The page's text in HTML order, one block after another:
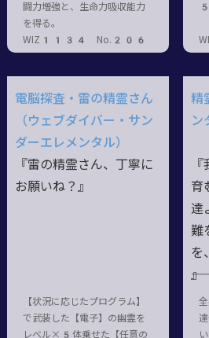
闘力増強と、生命力吸収能力
を得る。
WIZ1134 No.206
電脳探査・雷の精霊さん
（ウェブダイバー・サン
ダーエレメンタル）
『雷の精霊さん、丁寧に
お願いね？』
【状況に応じたプログラム】
で武装した【電子】の幽霊を
レベル×5体乗せた【任意の
精
ン
育
達
難
を
――』